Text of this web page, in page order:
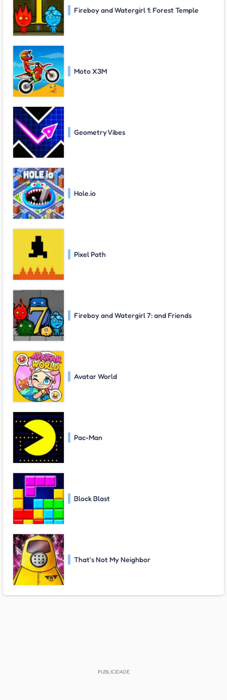
Fireboy and Watergirl 1: Forest Temple
Moto X3M
Geometry Vibes
Hole.io
Pixel Path
Fireboy and Watergirl 7: and Friends
Avatar World
Pac-Man
Block Blast
That's Not My Neighbor